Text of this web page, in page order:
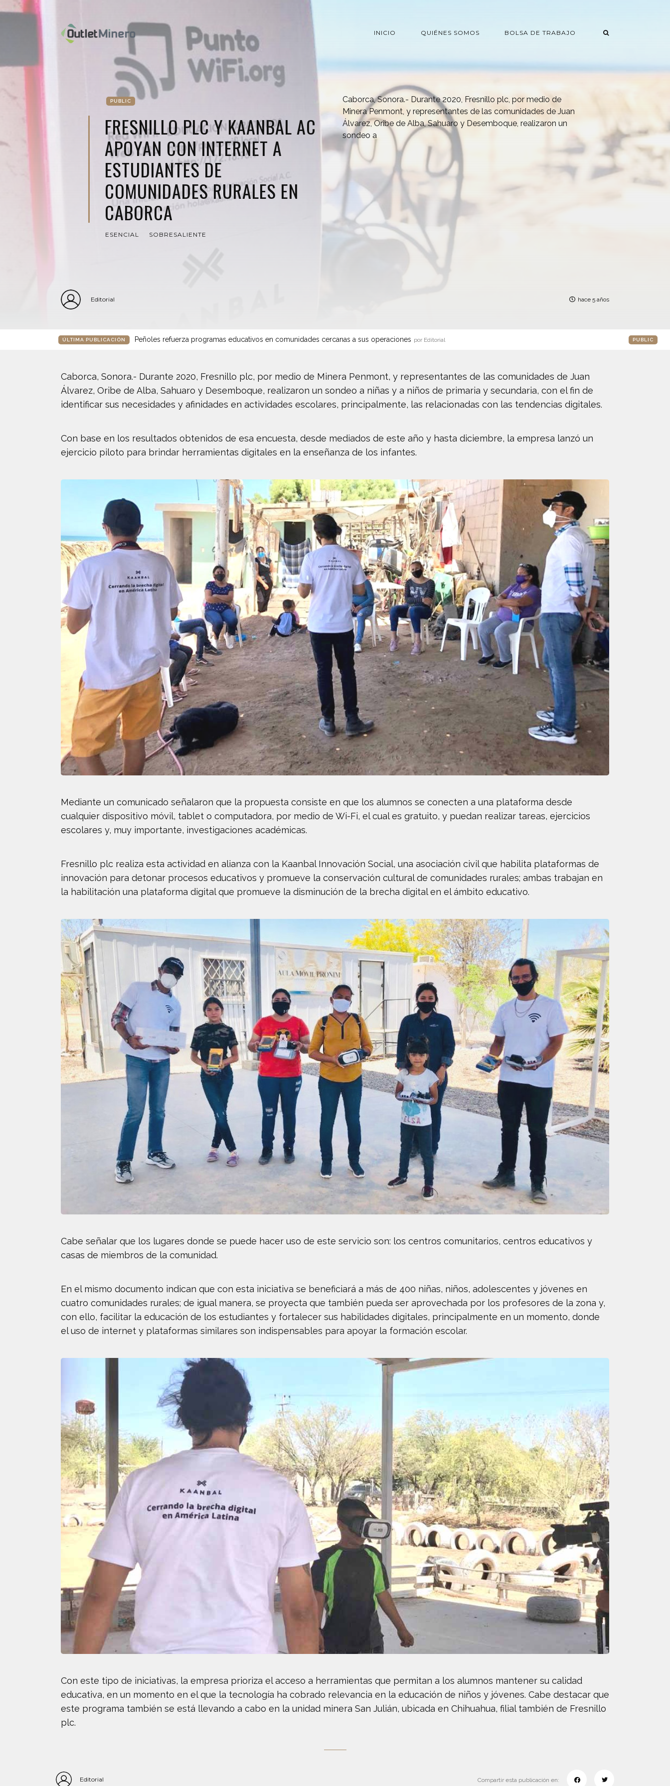
INICIO QUIÉNES SOMOS BOLSA DE TRABAJO
PUBLIC
FRESNILLO PLC Y KAANBAL AC
APOYAN CON INTERNET A
ESTUDIANTES DE
COMUNIDADES RURALES EN
CABORCA
ESENCIAL SOBRESALIENTE
Caborca, Sonora.- Durante 2020, Fresnillo plc, por medio de
Minera Penmont, y representantes de las comunidades de Juan
Álvarez, Oribe de Alba, Sahuaro y Desemboque, realizaron un
sondeo a
Editorial hace 5 años
ÚLTIMA PUBLICACIÓN Peñoles refuerza programas educativos en comunidades cercanas a sus operaciones por Editorial PUBLIC
Caborca, Sonora.- Durante 2020, Fresnillo plc, por medio de Minera Penmont, y representantes de las comunidades de Juan
Álvarez, Oribe de Alba, Sahuaro y Desemboque, realizaron un sondeo a niñas y a niños de primaria y secundaria, con el fin de
identificar sus necesidades y afinidades en actividades escolares, principalmente, las relacionadas con las tendencias digitales.
Con base en los resultados obtenidos de esa encuesta, desde mediados de este año y hasta diciembre, la empresa lanzó un
ejercicio piloto para brindar herramientas digitales en la enseñanza de los infantes.
Mediante un comunicado señalaron que la propuesta consiste en que los alumnos se conecten a una plataforma desde
cualquier dispositivo móvil, tablet o computadora, por medio de Wi-Fi, el cual es gratuito, y puedan realizar tareas, ejercicios
escolares y, muy importante, investigaciones académicas.
Fresnillo plc realiza esta actividad en alianza con la Kaanbal Innovación Social, una asociación civil que habilita plataformas de
innovación para detonar procesos educativos y promueve la conservación cultural de comunidades rurales; ambas trabajan en
la habilitación una plataforma digital que promueve la disminución de la brecha digital en el ámbito educativo.
Cabe señalar que los lugares donde se puede hacer uso de este servicio son: los centros comunitarios, centros educativos y
casas de miembros de la comunidad.
En el mismo documento indican que con esta iniciativa se beneficiará a más de 400 niñas, niños, adolescentes y jóvenes en
cuatro comunidades rurales; de igual manera, se proyecta que también pueda ser aprovechada por los profesores de la zona y,
con ello, facilitar la educación de los estudiantes y fortalecer sus habilidades digitales, principalmente en un momento, donde
el uso de internet y plataformas similares son indispensables para apoyar la formación escolar.
Con este tipo de iniciativas, la empresa prioriza el acceso a herramientas que permitan a los alumnos mantener su calidad
educativa, en un momento en el que la tecnología ha cobrado relevancia en la educación de niños y jóvenes. Cabe destacar que
este programa también se está llevando a cabo en la unidad minera San Julián, ubicada en Chihuahua, filial también de Fresnillo
plc.
Editorial Compartir esta publicación en: